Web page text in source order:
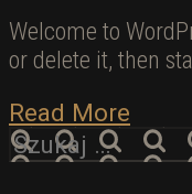
Welcome to
or delete it, then
Read More
Szukaj: